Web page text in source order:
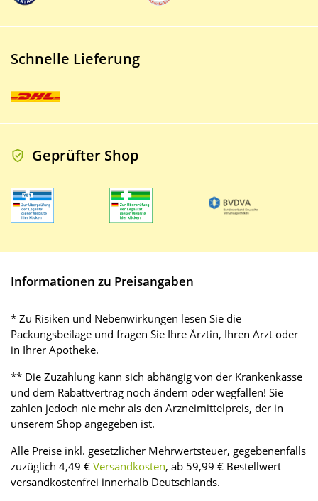
Schnelle Lieferung
Geprüfter Shop
Informationen zu Preisangaben
* Zu Risiken und Nebenwirkungen lesen Sie die
Packungsbeilage und fragen Sie Ihre Ärztin, Ihren Arzt oder
in Ihrer Apotheke.
** Die Zuzahlung kann sich abhängig von der Krankenkasse
und dem Rabattvertrag noch ändern oder wegfallen! Sie
zahlen jedoch nie mehr als den Arzneimittelpreis, der in
unserem Shop angegeben ist.
Alle Preise inkl. gesetzlicher Mehrwertsteuer, gegebenenfalls
zuzüglich 4,49 € Versandkosten, ab 59,99 € Bestellwert
versandkostenfrei innerhalb Deutschlands.